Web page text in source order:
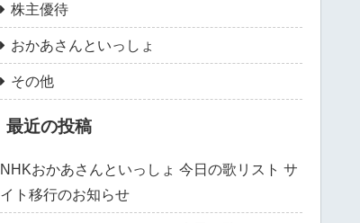
株主優待
おかあさんといっしょ
その他
最近の投稿
NHKおかあさんといっしょ 今日の歌リスト サ
イト移行のお知らせ